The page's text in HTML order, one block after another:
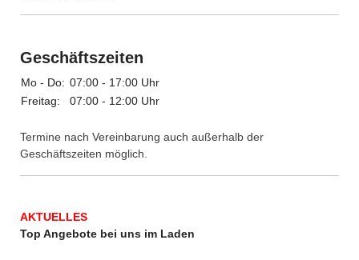
Geschäftszeiten
Mo - Do: 07:00 - 17:00 Uhr
Freitag:
07:00 - 12:00 Uhr
Termine nach Vereinbarung auch außerhalb der
Geschäftszeiten möglich.
AKTUELLES
Top Angebote bei uns im Laden